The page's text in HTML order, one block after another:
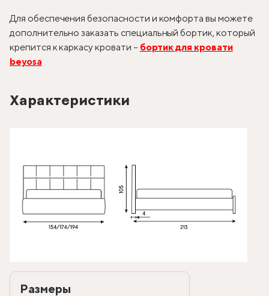
Для обеспечения безопасности и комфорта вы можете
дополнительно заказать специальный бортик, который
крепится к каркасу кровати – бортик для кровати
beyosa
Характеристики
Размеры